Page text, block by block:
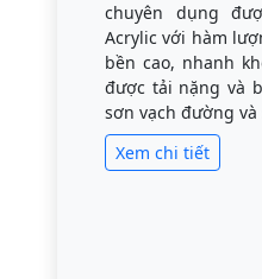
chuyên dụng
Acrylic với hàm
bền cao, nhanh
được tải nặng và
sơn vạch đường và
Xem chi tiết